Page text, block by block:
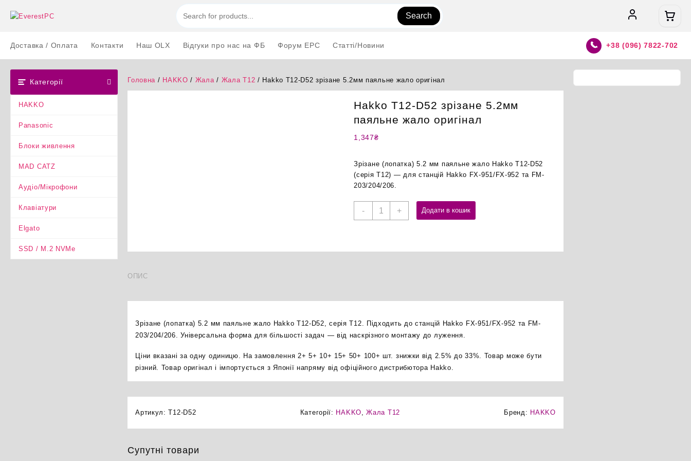
Search
Доставка / Оплата Контакти Наш OLX Відгуки про нас на ФБ Форум EPC Статті/Новини +38 (096) 7822-702
Категорії
HAKKO
Panasonic
Блоки живлення
MAD CATZ
Аудіо/Мікрофони
Клавіатури
Elgato
SSD / M.2 NVMe
Головна / HAKKO / Жала/ Жала T12 / Hakko T12-D52 зрізане 5.2мм паяльне жало оригінал
Hakko T12-D52 зрізане 5.2мм
паяльне жало оригінал
1,347₴
Зрізане (лопатка) 5.2 мм паяльне жало Hakko T12-D52
(серія T12) — для станцій Hakko FX-951/FX-952 та FM-
203/204/206.
-
Hakko
5.2мм
+ Додати в кошик
ОПИС
Зрізане (лопатка) 5.2 мм паяльне жало Hakko T12-D52, серія T12. Підходить до станцій Hakko FX-951/FX-952 та FM-
203/204/206. Універсальна форма для більшості задач — від наскрізного монтажу до луження.
Ціни вказані за одну одиницю. На замовлення 2+ 5+ 10+ 15+ 50+ 100+ шт. знижки від 2.5% до 33%. Товар може бути
різний. Товар оригінал і імпортується з Японії напряму від офіційного дистрибютора Hakko.
Артикул:T12-D52 Категорії: HAKKO,Жала T12 Бренд: HAKKO
Супутні товари